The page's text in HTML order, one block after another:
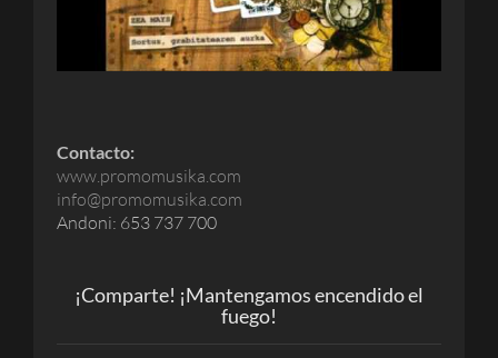
Contacto:
www.promomusika.com
info@promomusika.com
Andoni: 653 737 700
¡Comparte! ¡Mantengamos encendido el
fuego!